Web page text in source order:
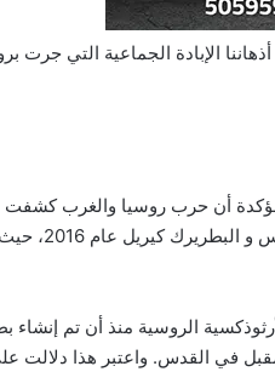
الإبادة الجماعية التي جرت
أن حرب روسيا والغرب كشفت
وذكّر
الروسية منذ أن تم إنشاء
في القدس. واعتبر هذا